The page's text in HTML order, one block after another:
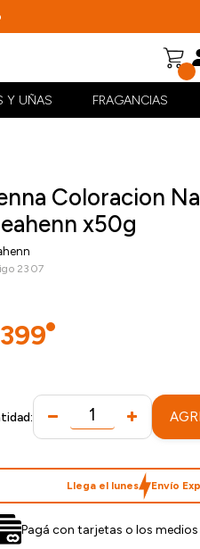
Y UÑAS FRAGANCIAS
Coloracion
x50g
2307
399
Llega el lunes Envío
Pagá con tarjetas o los